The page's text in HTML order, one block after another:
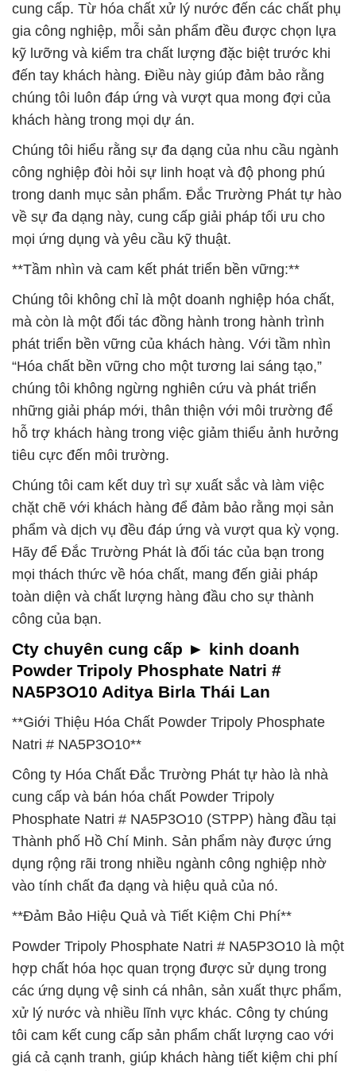
cung cấp. Từ hóa chất xử lý nước đến các chất phụ
gia công nghiệp, mỗi sản phẩm đều được chọn lựa
kỹ lưỡng và kiểm tra chất lượng đặc biệt trước khi
đến tay khách hàng. Điều này giúp đảm bảo rằng
chúng tôi luôn đáp ứng và vượt qua mong đợi của
khách hàng trong mọi dự án.
Chúng tôi hiểu rằng sự đa dạng của nhu cầu ngành
công nghiệp đòi hỏi sự linh hoạt và độ phong phú
trong danh mục sản phẩm. Đắc Trường Phát tự hào
về sự đa dạng này, cung cấp giải pháp tối ưu cho
mọi ứng dụng và yêu cầu kỹ thuật.
**Tầm nhìn và cam kết phát triển bền vững:**
Chúng tôi không chỉ là một doanh nghiệp hóa chất,
mà còn là một đối tác đồng hành trong hành trình
phát triển bền vững của khách hàng. Với tầm nhìn
“Hóa chất bền vững cho một tương lai sáng tạo,”
chúng tôi không ngừng nghiên cứu và phát triển
những giải pháp mới, thân thiện với môi trường để
hỗ trợ khách hàng trong việc giảm thiểu ảnh hưởng
tiêu cực đến môi trường.
Chúng tôi cam kết duy trì sự xuất sắc và làm việc
chặt chẽ với khách hàng để đảm bảo rằng mọi sản
phẩm và dịch vụ đều đáp ứng và vượt qua kỳ vọng.
Hãy để Đắc Trường Phát là đối tác của bạn trong
mọi thách thức về hóa chất, mang đến giải pháp
toàn diện và chất lượng hàng đầu cho sự thành
công của bạn.
Cty chuyên cung cấp ► kinh doanh
Powder Tripoly Phosphate Natri #
NA5P3O10 Aditya Birla Thái Lan
**Giới Thiệu Hóa Chất Powder Tripoly Phosphate
Natri # NA5P3O10**
Công ty Hóa Chất Đắc Trường Phát tự hào là nhà
cung cấp và bán hóa chất Powder Tripoly
Phosphate Natri # NA5P3O10 (STPP) hàng đầu tại
Thành phố Hồ Chí Minh. Sản phẩm này được ứng
dụng rộng rãi trong nhiều ngành công nghiệp nhờ
vào tính chất đa dạng và hiệu quả của nó.
**Đảm Bảo Hiệu Quả và Tiết Kiệm Chi Phí**
Powder Tripoly Phosphate Natri # NA5P3O10 là một
hợp chất hóa học quan trọng được sử dụng trong
các ứng dụng vệ sinh cá nhân, sản xuất thực phẩm,
xử lý nước và nhiều lĩnh vực khác. Công ty chúng
tôi cam kết cung cấp sản phẩm chất lượng cao với
giá cả cạnh tranh, giúp khách hàng tiết kiệm chi phí